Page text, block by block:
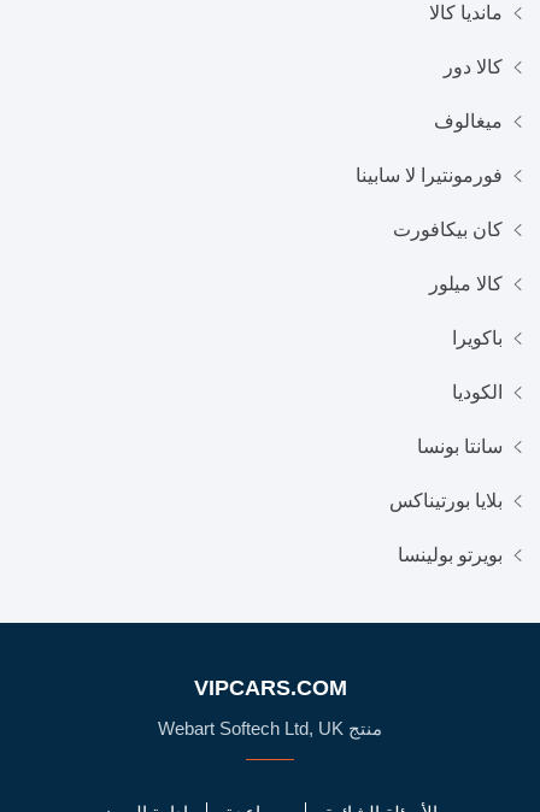
مانديا كالا
كالا دور
ميغالوف
فورمونتيرا لا سابينا
كان بيكافورت
كالا ميلور
باكويرا
الكوديا
سانتا بونسا
بلايا بورتيناكس
بويرتو بولينسا
VIPCARS.COM
منتج Webart Softech Ltd, UK